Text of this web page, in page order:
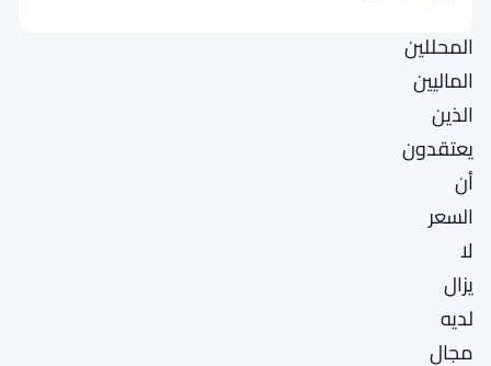
المحللين
الماليين
الذين
يعتقدون
أن
السعر
لا
يزال
لديه
مجال